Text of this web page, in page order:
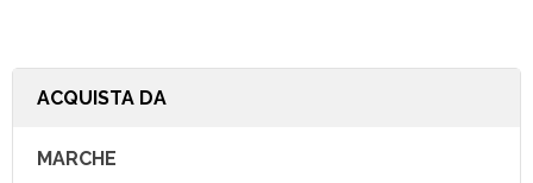
ACQUISTA DA
MARCHE